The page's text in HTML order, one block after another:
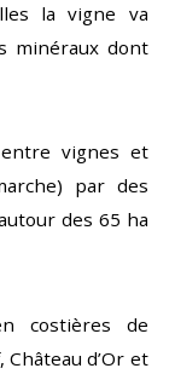
la vigne va
minéraux dont
entre vignes et
par des
des 65 ha
costières de
Château d’Or et